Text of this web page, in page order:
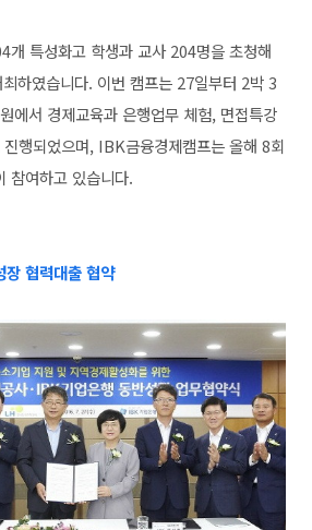
개 특성화고 학생과 교사 204명을 초청해
하였습니다. 이번 캠프는 27일부터 2박 3
에서 경제교육과 은행업무 체험, 면접특강
행되었으며, IBK금융경제캠프는 올해 8회
참여하고 있습니다.
협력대출 협약